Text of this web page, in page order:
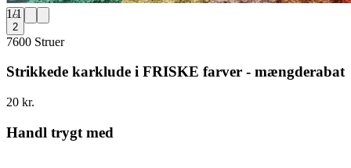
1/1
2
7600 Struer
Strikkede karklude i FRISKE farver - mængderabat
20 kr.
Handl trygt med